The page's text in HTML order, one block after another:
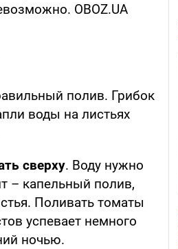
OBOZ.UA
полив. Грибок
воды на листьях
сверху. Воду нужно
– капельный полив,
Поливать томаты
успевает немного
ночью.